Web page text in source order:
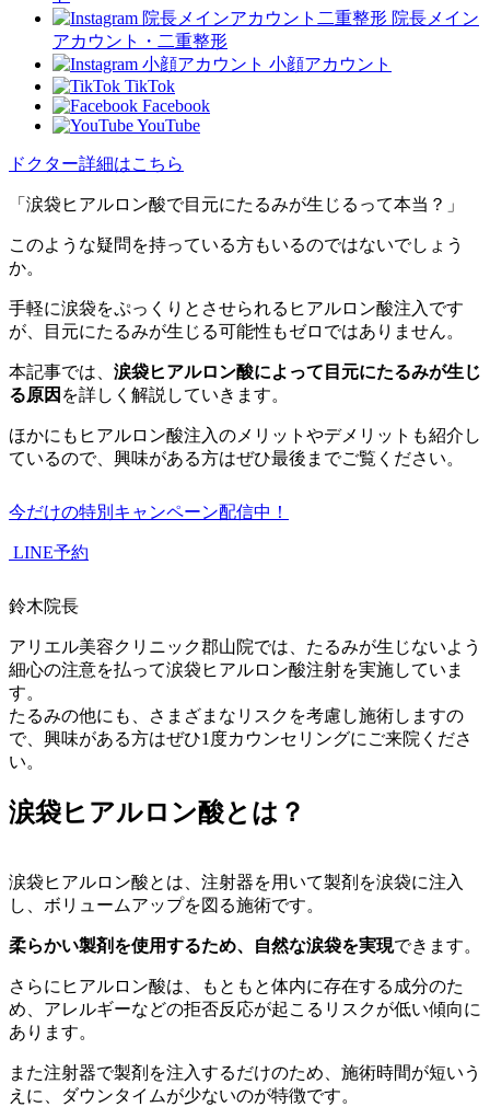
院長メイン
アカウント・二重整形
小顔アカウント
TikTok
Facebook
YouTube
ドクター詳細はこちら
「涙袋ヒアルロン酸で目元にたるみが生じるって本当？」
このような疑問を持っている方もいるのではないでしょう
か。
手軽に涙袋をぷっくりとさせられるヒアルロン酸注入です
が、目元にたるみが生じる可能性もゼロではありません。
本記事では、 涙袋ヒアルロン酸によって目元にたるみが生じ
る原因 を詳しく解説していきます。
ほかにもヒアルロン酸注入のメリットやデメリットも紹介し
ているので、興味がある方はぜひ最後までご覧ください。
今だけの特別キャンペーン配信中！
LINE予約
鈴木院長
アリエル美容クリニック郡山院では、たるみが生じないよう
細心の注意を払って涙袋ヒアルロン酸注射を実施していま
す。
たるみの他にも、さまざまなリスクを考慮し施術しますの
で、興味がある方はぜひ1度カウンセリングにご来院くださ
い。
涙袋ヒアルロン酸とは？
涙袋ヒアルロン酸とは、注射器を用いて製剤を涙袋に注入
し、ボリュームアップを図る施術です。
柔らかい製剤を使用するため、自然な涙袋を実現できます。
さらにヒアルロン酸は、もともと体内に存在する成分のた
め、アレルギーなどの拒否反応が起こるリスクが低い傾向に
あります。
また注射器で製剤を注入するだけのため、施術時間が短いう
えに、ダウンタイムが少ないのが特徴です。